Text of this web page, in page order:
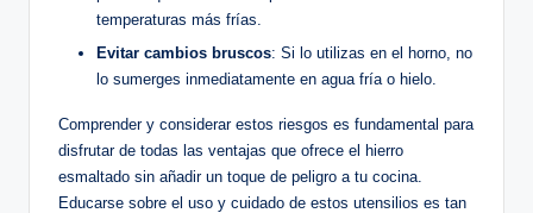
temperaturas⁤ más frías.
Evitar cambios bruscos: Si lo utilizas en el horno, no
lo sumerges inmediatamente en⁣ agua fría o hielo.
Comprender y considerar estos riesgos es fundamental para
disfrutar de todas las ventajas que ofrece ‌el hierro
esmaltado sin añadir un toque de peligro a​ tu cocina.
Educarse sobre el uso y ⁤cuidado de estos utensilios es tan